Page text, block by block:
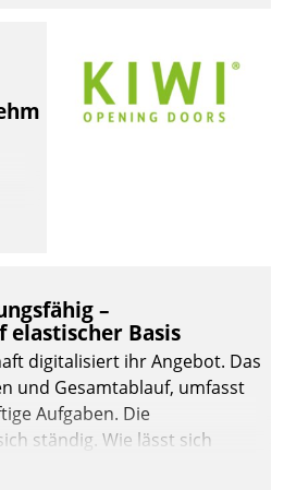
–
Basis
digitalisiert ihr Angebot. Das
und Gesamtablauf, umfasst
Aufgaben. Die
ständig. Wie lässt sich
und zugleich Freiraum